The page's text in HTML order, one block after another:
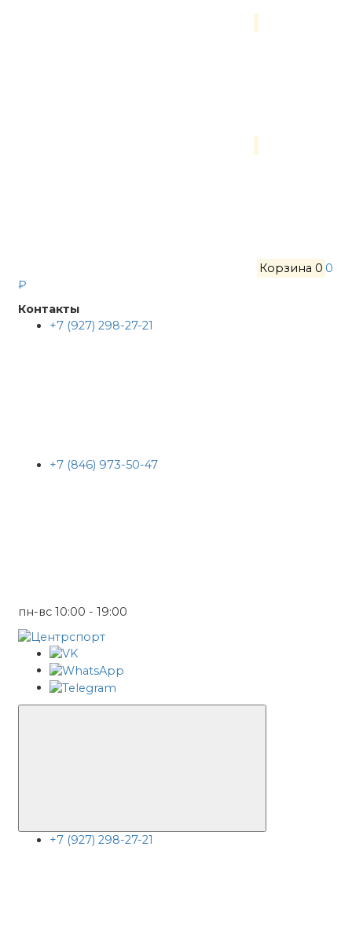
Корзина 0 0
₽
Контакты
+7 (927) 298-27-21
+7 (846) 973-50-47
пн-вс 10:00 - 19:00
+7 (927) 298-27-21